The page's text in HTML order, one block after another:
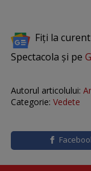
Fiți la
Spectacola și pe
Autorul articolului:
Categorie: Vedete